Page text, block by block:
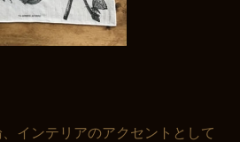
インテリアのアクセントとして